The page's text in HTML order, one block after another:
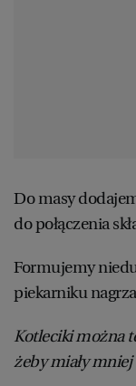
Do masy
do połączenia
Formujemy
piekarniku
Kotleciki można
żeby miały mniej